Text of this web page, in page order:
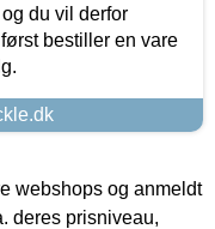
du vil derfor
bestiller en vare
webshops og anmeldt
deres prisniveau,